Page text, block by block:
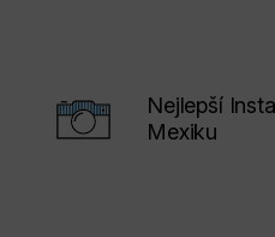
Nejlepší
Mexiku